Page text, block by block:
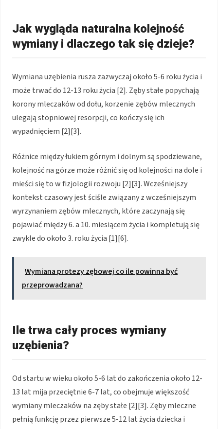
Jak wygląda naturalna kolejność
wymiany i dlaczego tak się dzieje?
Wymiana uzębienia rusza zazwyczaj około 5-6 roku życia i
może trwać do 12-13 roku życia [2]. Zęby stałe popychają
korony mleczaków od dołu, korzenie zębów mlecznych
ulegają stopniowej resorpcji, co kończy się ich
wypadnięciem [2][3].
Różnice między łukiem górnym i dolnym są spodziewane,
kolejność na górze może różnić się od kolejności na dole i
mieści się to w fizjologii rozwoju [2][3]. Wcześniejszy
kontekst czasowy jest ściśle związany z wcześniejszym
wyrzynaniem zębów mlecznych, które zaczynają się
pojawiać między 6. a 10. miesiącem życia i kompletują się
zwykle do około 3. roku życia [1][6].
Wymiana protezy zębowej co ile powinna być
przeprowadzana?
Ile trwa cały proces wymiany
uzębienia?
Od startu w wieku około 5-6 lat do zakończenia około 12-
13 lat mija przeciętnie 6-7 lat, co obejmuje większość
wymiany mleczaków na zęby stałe [2][3]. Zęby mleczne
pełnią funkcję przez pierwsze 5-12 lat życia dziecka i